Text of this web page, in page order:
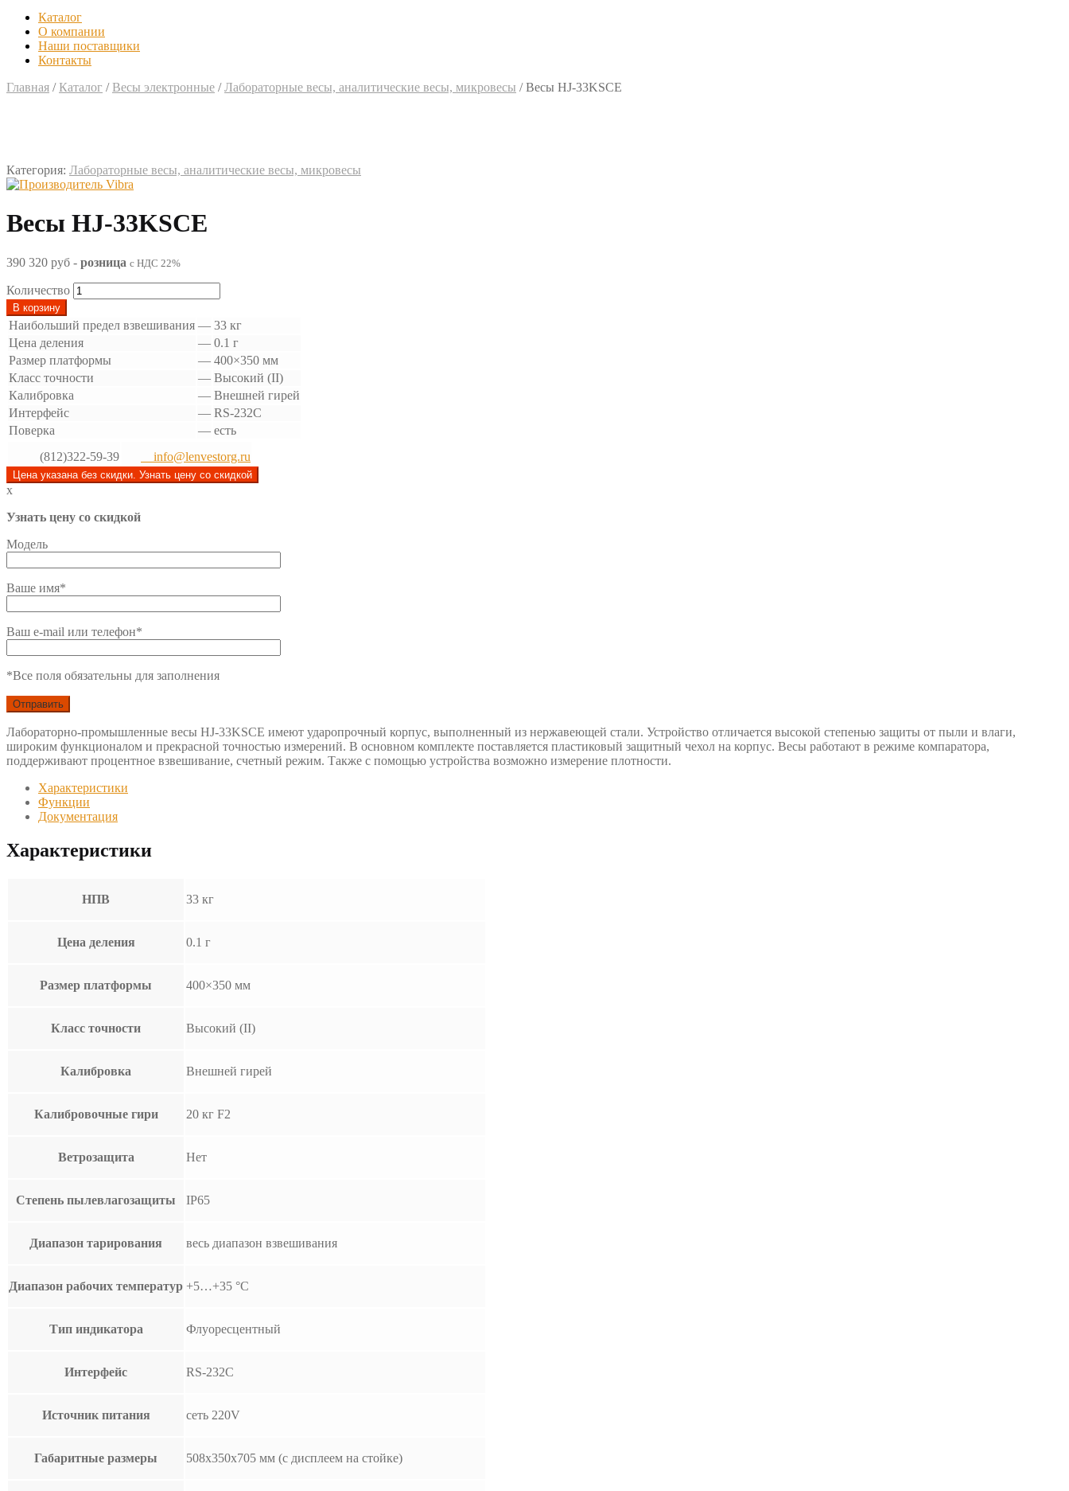
Каталог
О компании
Наши поставщики
Контакты
Главная / Каталог / Весы электронные /Лабораторные весы, аналитические весы, микровесы /Весы HJ-33KSCE
Категория: Лабораторные весы, аналитические весы, микровесы
Весы HJ-33KSCE
390 320 руб - розница с НДС 22%
Количество
В корзину
Наибольший предел взвешивания — 33 кг
Цена деления
— 0.1 г
Размер платформы
— 400×350 мм
Класс точности
— Высокий (II)
Калибровка
— Внешней гирей
Интерфейс
— RS-232C
Поверка
— есть
(812)322-59-39
info@lenvestorg.ru
Цена указана без скидки. Узнать цену со скидкой
x
Узнать цену со скидкой
Модель
Ваше имя*
Ваш e-mail или телефон*
*Все поля обязательны для заполнения
Лабораторно-промышленные весы HJ-33KSCE имеют ударопрочный корпус, выполненный из нержавеющей стали. Устройство отличается высокой степенью защиты от пыли и влаги,
широким функционалом и прекрасной точностью измерений. В основном комплекте поставляется пластиковый защитный чехол на корпус. Весы работают в режиме компаратора,
поддерживают процентное взвешивание, счетный режим. Также с помощью устройства возможно измерение плотности.
Характеристики
Функции
Документация
Характеристики
НПВ 33 кг
Цена деления 0.1 г
Размер платформы 400×350 мм
Класс точности Высокий (II)
Калибровка Внешней гирей
Калибровочные гири 20 кг F2
Ветрозащита Нет
Степень пылевлагозащиты IP65
Диапазон тарирования весь диапазон взвешивания
Диапазон рабочих температур +5…+35 °С
Тип индикатора Флуоресцентный
Интерфейс RS-232C
Источник питания сеть 220V
Габаритные размеры 508х350х705 мм (с дисплеем на стойке)